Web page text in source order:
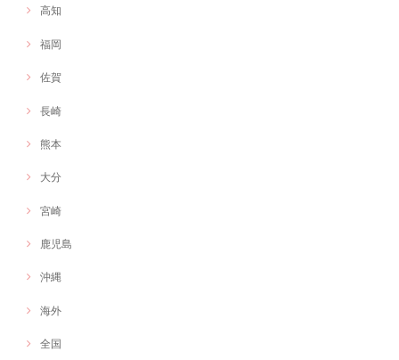
高知
福岡
佐賀
長崎
熊本
大分
宮崎
鹿児島
沖縄
海外
全国